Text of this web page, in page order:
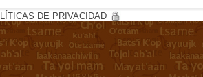
DE PRIVACIDAD